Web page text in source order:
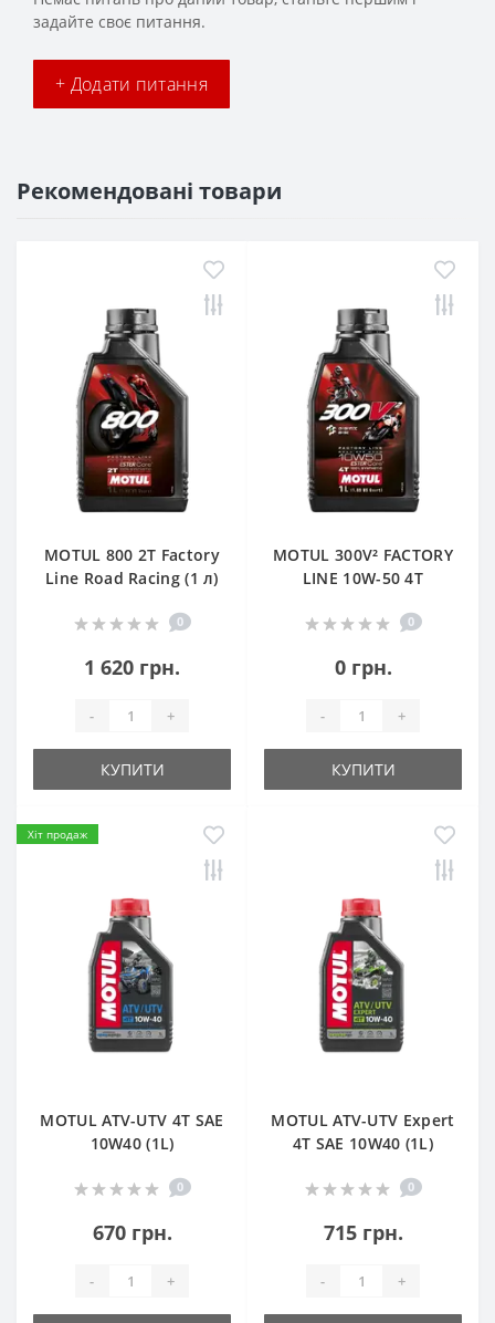
задайте своє питання.
+ Додати питання
Рекомендовані товари
MOTUL 800 2T Factory
Line Road Racing (1 л)
0
1 620 грн.
- +
КУПИТИ
MOTUL 300V² FACTORY
LINE 10W-50 4T
0
0 грн.
- +
КУПИТИ
Хіт продаж
MOTUL ATV-UTV 4T SAE
10W40 (1L)
0
670 грн.
- +
MOTUL ATV-UTV Expert
4T SAE 10W40 (1L)
0
715 грн.
- +